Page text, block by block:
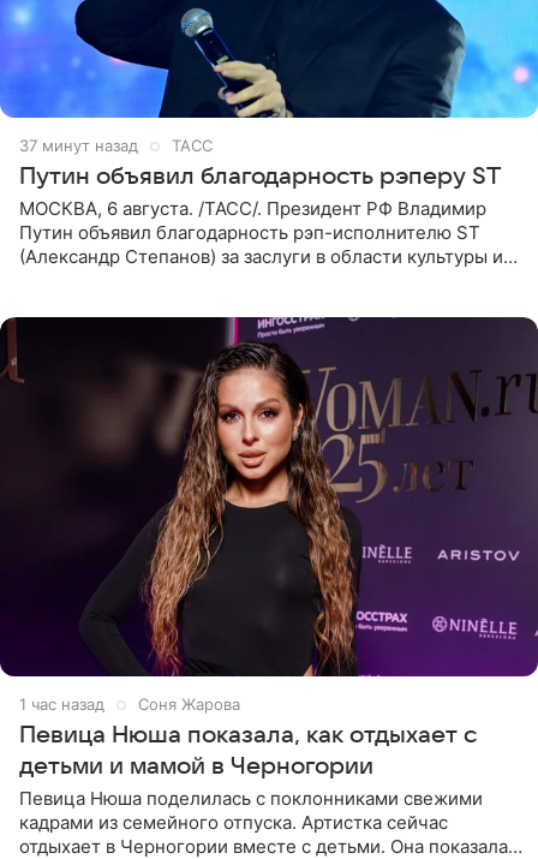
37 минут назад ТАСС
Путин объявил благодарность рэперу ST
МОСКВА, 6 августа. /ТАСС/. Президент РФ Владимир
Путин объявил благодарность рэп-исполнителю ST
(Александр Степанов) за заслуги в области культуры и
1 час назад Соня Жарова
Певица Нюша показала, как отдыхает с
детьми и мамой в Черногории
Певица Нюша поделилась с поклонниками свежими
кадрами из семейного отпуска. Артистка сейчас
отдыхает в Черногории вместе с детьми. Она показала,